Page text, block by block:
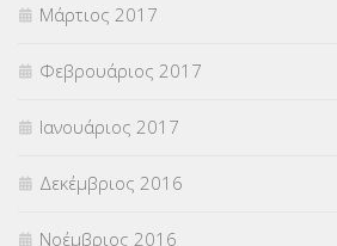
Μάρτιος 2017
Φεβρουάριος 2017
Ιανουάριος 2017
Δεκέμβριος 2016
Νοέμβριος 2016